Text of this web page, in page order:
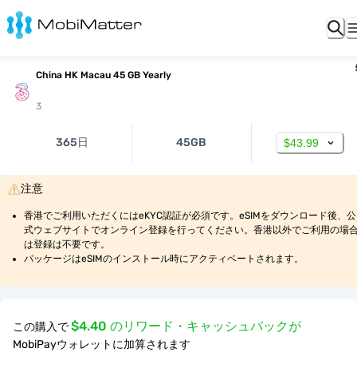
China HK Macau 45 GB Yearly
3
365日 45GB $43.99
注意
香港でご利用いただくにはeKYC認証が必須です。eSIMをダウンロード後、公
式ウェブサイトでオンライン登録を行ってください。香港以外でご利用の場
は登録は不要です。
パッケージはeSIMのインストール時にアクティベートされます。
この購入で$4.40 のリワード・キャッシュバックが
MobiPayウォレットに加算されます